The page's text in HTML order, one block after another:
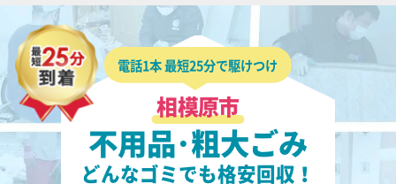
電話1本 最短25分で駆けつけ
相模原市
不用品･粗大ごみ
どんなゴミでも格安回収！